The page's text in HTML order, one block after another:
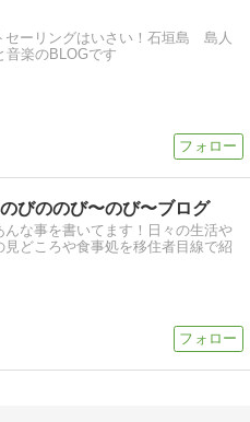
セーリングはいさい！石垣島 島人
音楽のBLOGです
びののび〜のび〜ブログ
な事を書いてます！日々の生活や
見どころや食事処を移住者目線で紹